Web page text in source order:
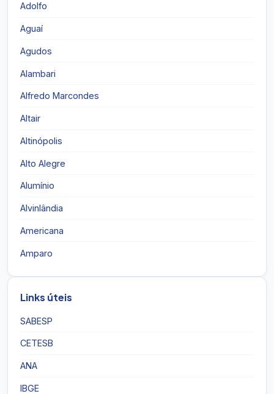
Adolfo
Aguaí
Agudos
Alambari
Alfredo Marcondes
Altair
Altinópolis
Alto Alegre
Alumínio
Alvinlândia
Americana
Amparo
Links úteis
SABESP
CETESB
ANA
IBGE